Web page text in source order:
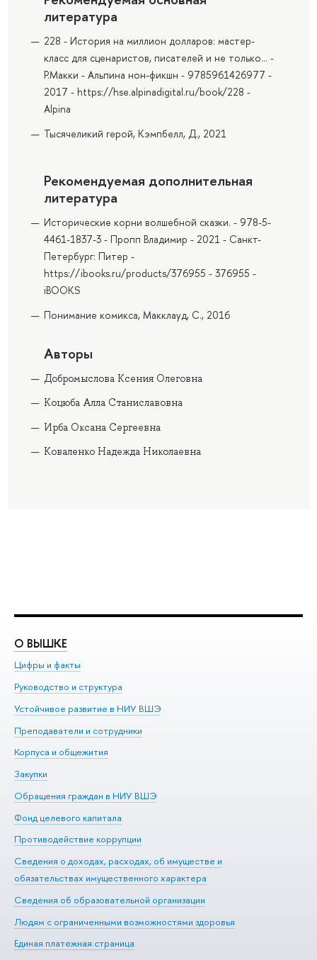
литература
228 - История на миллион долларов: мастер-
класс для сценаристов, писателей и не только... -
Р.Макки - Альпина нон-фикшн - 9785961426977 -
2017 - https://hse.alpinadigital.ru/book/228 -
Alpina
Тысячеликий герой, Кэмпбелл, Д., 2021
Рекомендуемая дополнительная
литература
Исторические корни волшебной сказки. - 978-5-
4461-1837-3 - Пропп Владимир - 2021 - Санкт-
Петербург: Питер -
https://ibooks.ru/products/376955 - 376955 -
iBOOKS
Понимание комикса, Макклауд, С., 2016
Авторы
Добромыслова Ксения Олеговна
Коцюба Алла Станиславовна
Ирба Оксана Сергеевна
Коваленко Надежда Николаевна
О ВЫШКЕ
Цифры и факты
Руководство и структура
Устойчивое развитие в НИУ ВШЭ
Преподаватели и сотрудники
Корпуса и общежития
Закупки
Обращения граждан в НИУ ВШЭ
Фонд целевого капитала
Противодействие коррупции
Сведения о доходах, расходах, об имуществе и
обязательствах имущественного характера
Сведения об образовательной организации
Людям с ограниченными возможностями здоровья
Единая платежная страница